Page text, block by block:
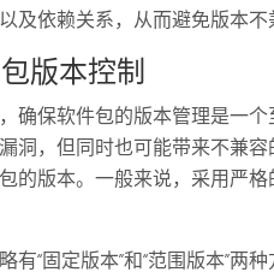
及依赖关系，从而避免版本不
版本控制
确保软件包的版本管理是一
洞，但同时也可能带来不兼
的版本。一般来说，采用严
有“固定版本”和“范围版本”两